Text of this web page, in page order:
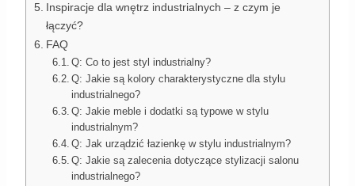
Inspiracje dla wnętrz industrialnych – z czym je
łączyć?
FAQ
Q: Co to jest styl industrialny?
Q: Jakie są kolory charakterystyczne dla stylu
industrialnego?
Q: Jakie meble i dodatki są typowe w stylu
industrialnym?
Q: Jak urządzić łazienkę w stylu industrialnym?
Q: Jakie są zalecenia dotyczące stylizacji salonu
industrialnego?